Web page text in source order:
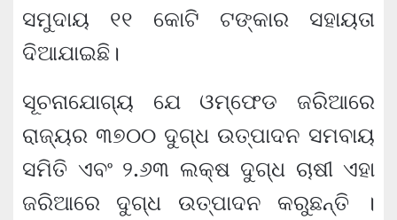
ସମୁଦାୟ ୧୧ କୋଟି ଟଙ୍କାର ସହାୟତା
ଦିଆଯାଇଛି।
ସୂଚନାଯୋଗ୍ୟ ଯେ ଓମ୍‌ଫେଡ ଜରିଆରେ
ରାଜ୍ୟର ୩୭୦୦ ଦୁଗ୍ଧ ଉତ୍ପାଦନ ସମବାୟ
ସମିତି ଏବଂ ୨.୬୩ ଲକ୍ଷ ଦୁଗ୍ଧ ଚାଷୀ ଏହା
ଜରିଆରେ ଦୁଗ୍‌ଧ ଉତ୍ପାଦନ କରୁଛନ୍ତି ।